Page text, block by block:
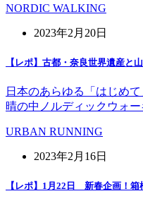
NORDIC WALKING
2023年2月20日
【レポ】古都・奈良世界遺産と
日本のあらゆる「はじめ
晴の中ノルディックウォ
URBAN RUNNING
2023年2月16日
【レポ】1月22日 新春企画！